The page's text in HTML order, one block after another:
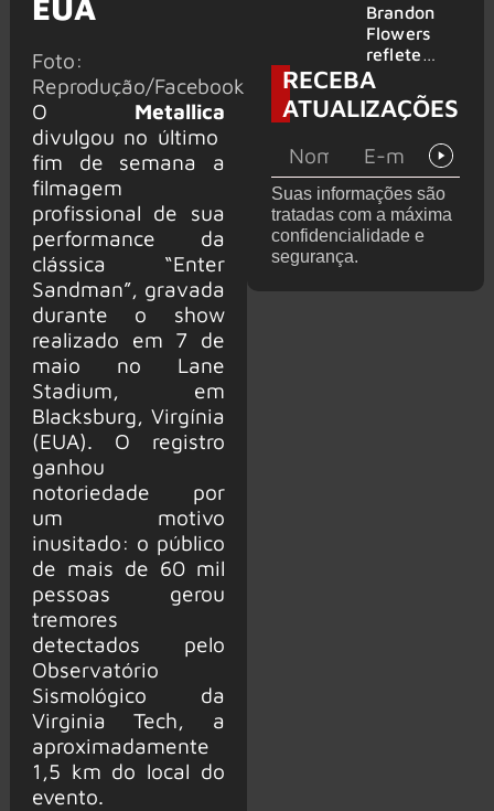
EUA
Foto:
Reprodução/Facebook
O Metallica
divulgou no último
fim de semana a
filmagem
profissional de sua
performance da
clássica “Enter
Sandman”, gravada
durante o show
realizado em 7 de
maio no Lane
Stadium, em
Blacksburg, Virgínia
(EUA). O registro
ganhou
notoriedade por
um motivo
inusitado: o público
de mais de 60 mil
pessoas gerou
tremores
detectados pelo
Observatório
Sismológico da
Virginia Tech, a
aproximadamente
1,5 km do local do
evento.
am Ring
2026
membros
do GHOST
e KORN
Brandon
Flowers
reflete
sobre o
futuro e
levanta
de de
deixar os
palcos
RECEBA
ATUALIZAÇÕES
Suas informações são
tratadas com a máxima
confidencialidade e
segurança.